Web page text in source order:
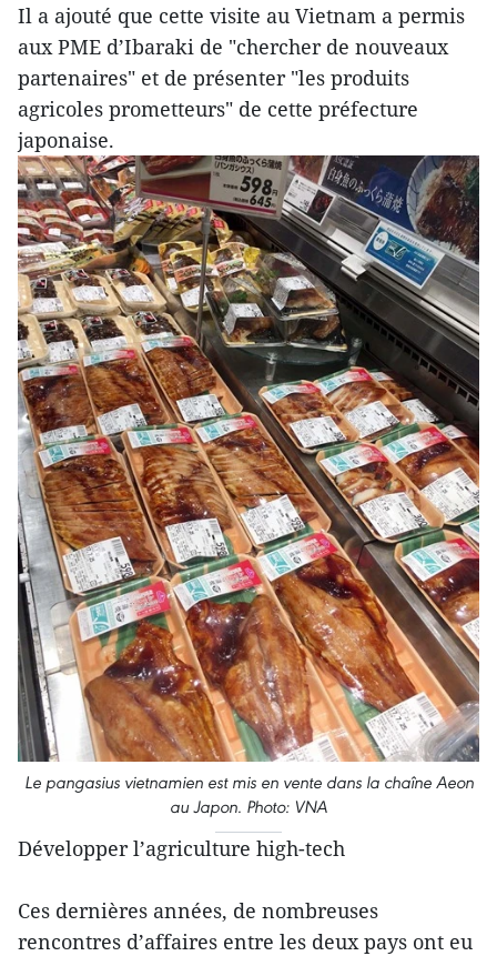
Il a ajouté que cette visite au Vietnam a permis
aux PME d’Ibaraki de "chercher de nouveaux
partenaires" et de présenter "les produits
agricoles prometteurs" de cette préfecture
japonaise.
Le pangasius vietnamien est mis en vente dans la chaîne Aeon
au Japon. Photo: VNA
Développer l’agriculture high-tech
Ces dernières années, de nombreuses
rencontres d’affaires entre les deux pays ont eu